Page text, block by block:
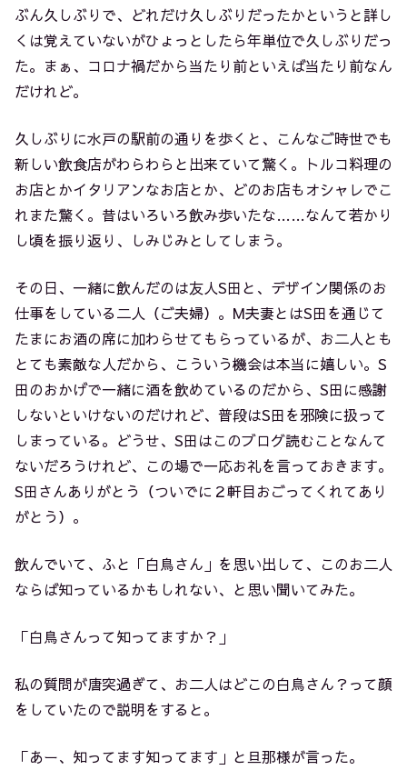
ぶん久しぶりで、どれだけ久しぶりだったかというと詳し
くは覚えていないがひょっとしたら年単位で久しぶりだっ
た。まぁ、コロナ禍だから当たり前といえば当たり前なん
だけれど。
久しぶりに水戸の駅前の通りを歩くと、こんなご時世でも
新しい飲食店がわらわらと出来ていて驚く。トルコ料理の
お店とかイタリアンなお店とか、どのお店もオシャレでこ
れまた驚く。昔はいろいろ飲み歩いたな……なんて若かり
し頃を振り返り、しみじみとしてしまう。
その日、一緒に飲んだのは友人S田と、デザイン関係のお
仕事をしている二人（ご夫婦）。M夫妻とはS田を通じて
たまにお酒の席に加わらせてもらっているが、お二人とも
とても素敵な人だから、こういう機会は本当に嬉しい。S
田のおかげで一緒に酒を飲めているのだから、S田に感謝
しないといけないのだけれど、普段はS田を邪険に扱って
しまっている。どうせ、S田はこのブログ読むことなんて
ないだろうけれど、この場で一応お礼を言っておきます。
S田さんありがとう（ついでに２軒目おごってくれてあり
がとう）。
飲んでいて、ふと「白鳥さん」を思い出して、このお二人
ならば知っているかもしれない、と思い聞いてみた。
「白鳥さんって知ってますか？」
私の質問が唐突過ぎて、お二人はどこの白鳥さん？って顔
をしていたので説明をすると。
「あー、知ってます知ってます」と旦那様が言った。